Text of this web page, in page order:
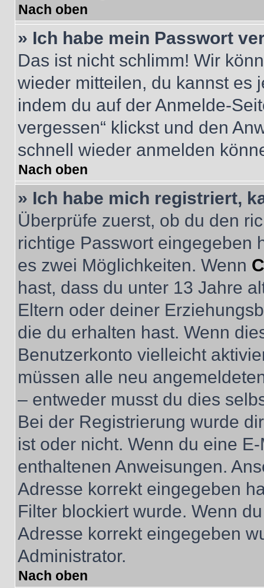
Nach oben
» Ich habe mein Passwort
Das ist nicht schlimm! Wir
wieder mitteilen, du kannst es
indem du auf der Anmelde-
vergessen“ klickst und den
schnell wieder anmelden
Nach oben
» Ich habe mich registriert,
Überprüfe zuerst, ob du den
richtige Passwort eingegeben
es zwei Möglichkeiten. Wenn
hast, dass du unter 13 Jahre
Eltern oder deiner
die du erhalten hast. Wenn
Benutzerkonto vielleicht
müssen alle neu
– entweder musst du dies
Bei der Registrierung wurde
ist oder nicht. Wenn du eine
enthaltenen Anweisungen.
Adresse korrekt eingegeben
Filter blockiert wurde. Wenn
Adresse korrekt eingegeben
Administrator.
Nach oben